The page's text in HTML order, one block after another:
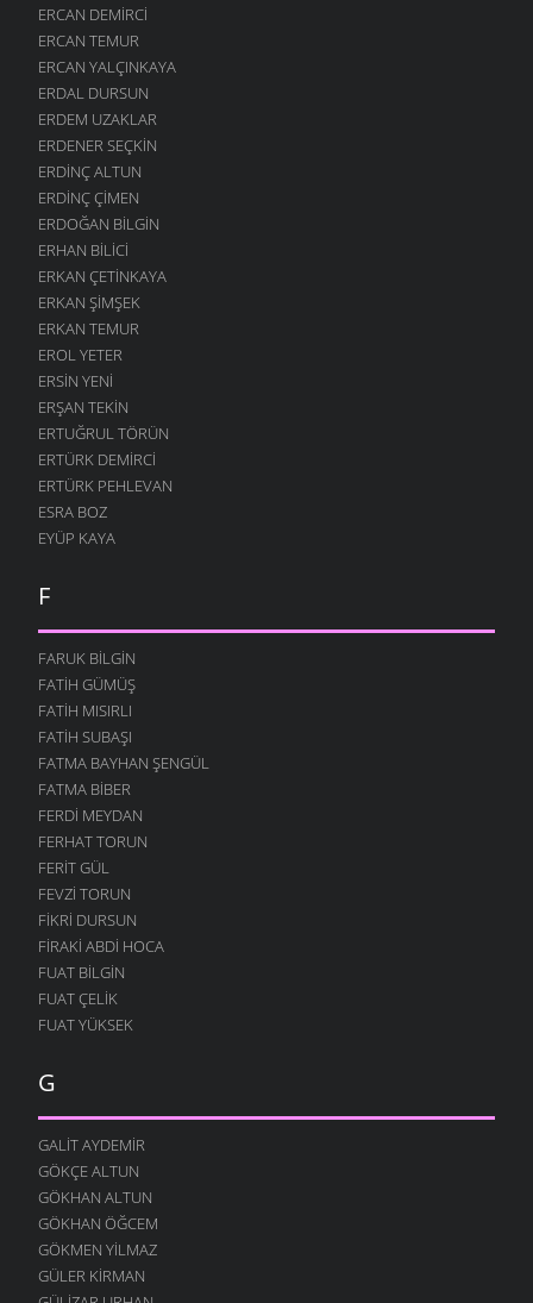
ERCAN DEMIRCI
ERCAN TEMUR
ERCAN YALÇINKAYA
ERDAL DURSUN
ERDEM UZAKLAR
ERDENER SEÇKIN
ERDINÇ ALTUN
ERDINÇ ÇIMEN
ERDOĞAN BILGIN
ERHAN BILICI
ERKAN ÇETINKAYA
ERKAN ŞIMŞEK
ERKAN TEMUR
EROL YETER
ERSIN YENI
ERŞAN TEKIN
ERTUĞRUL TÖRÜN
ERTÜRK DEMIRCI
ERTÜRK PEHLEVAN
ESRA BOZ
EYÜP KAYA
F
FARUK BILGIN
FATIH GÜMÜŞ
FATIH MISIRLI
FATIH SUBAŞI
FATMA BAYHAN ŞENGÜL
FATMA BIBER
FERDI MEYDAN
FERHAT TORUN
FERIT GÜL
FEVZI TORUN
FIKRI DURSUN
FIRAKI ABDI HOCA
FUAT BILGIN
FUAT ÇELIK
FUAT YÜKSEK
G
GALIT AYDEMIR
GÖKÇE ALTUN
GÖKHAN ALTUN
GÖKHAN ÖĞCEM
GÖKMEN YILMAZ
GÜLER KIRMAN